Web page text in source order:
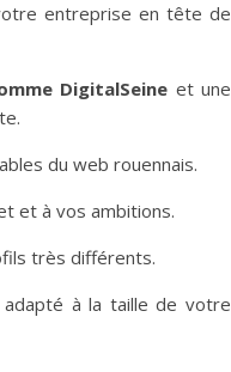
entreprise en tête de
DigitalSeine et une
du web rouennais.
et à vos ambitions.
très différents.
adapté à la taille de votre